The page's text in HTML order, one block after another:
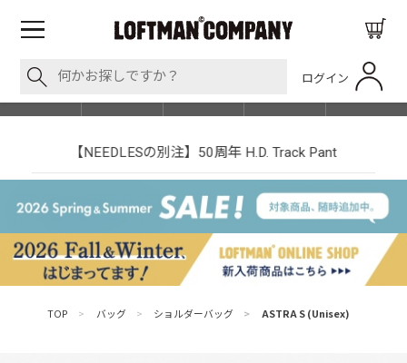
ログイン
SHOP LIST
【NEEDLESの別注】50周年 H.D. Track Pant
TOP > バッグ > ショルダーバッグ > ASTRA S (Unisex)